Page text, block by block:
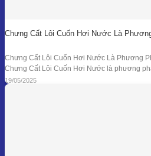
Chưng Cất Lôi Cuốn Hơi Nước Là
Chưng Cất Lôi Cuốn Hơi Nước Là Phương
Chưng Cất Lôi Cuốn Hơi Nước là phương
trò nền tảng trong ngành chiết xuất tinh dầu
công ở các làng nghề cho đến hệ thống chưng
19/05/2025